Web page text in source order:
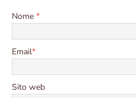
Nome *
Email*
Sito web